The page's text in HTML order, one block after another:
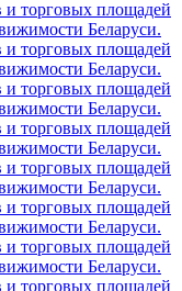
и торговых площадей
Беларуси.
и торговых площадей
Беларуси.
и торговых площадей
Беларуси.
и торговых площадей
Беларуси.
и торговых площадей
Беларуси.
и торговых площадей
Беларуси.
и торговых площадей
Беларуси.
и торговых площадей